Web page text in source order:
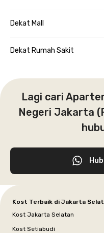
Dekat Mall
Dekat Rumah Sakit
Lagi cari
Negeri Jakarta
Kost Terbaik di Jakarta
Kost Jakarta Selatan
Kost Setiabudi